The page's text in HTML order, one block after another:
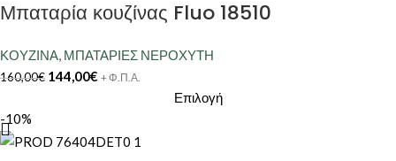
Μπαταρία κουζίνας Fluo 18510
ΚΟΥΖΙΝΑ, ΜΠΑΤΑΡΙΕΣ ΝΕΡΟΧΥΤΗ
160,00€ 144,00€ + Φ.Π.Α.
Επιλογή
-10%